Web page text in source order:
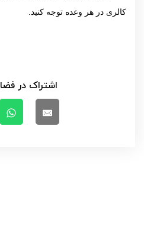
کالری در هر وعده توجه کنید.
اشتراک در